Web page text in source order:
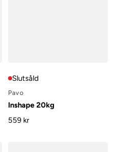
Slutsåld
Pavo
Inshape 20kg
559 kr